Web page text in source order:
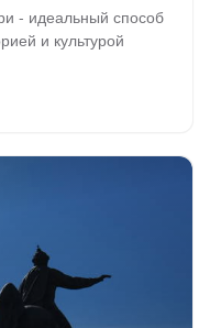
- идеальный способ
и культурой